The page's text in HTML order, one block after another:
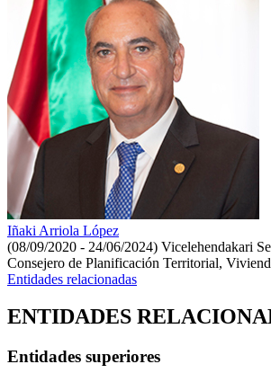
Iñaki Arriola López
(08/09/2020 - 24/06/2024) Vicelehendakari
Consejero de Planificación Territorial,
Entidades relacionadas
ENTIDADES
Entidades superiores